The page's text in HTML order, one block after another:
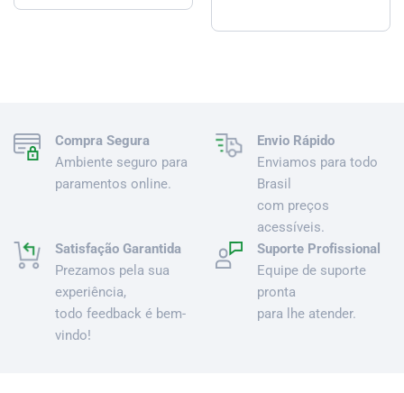
Compra Segura
Ambiente seguro para
paramentos online.
Envio Rápido
Enviamos para todo
Brasil
com preços
acessíveis.
Satisfação Garantida
Prezamos pela sua
experiência,
todo feedback é bem-
vindo!
Suporte Profissional
Equipe de suporte
pronta
para lhe atender.